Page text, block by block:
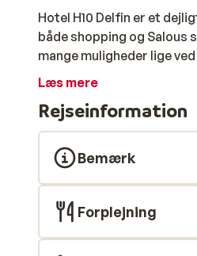
Hotel H10 Delfin er et
både shopping og Salous
mange muligheder lige
den palmefyldte
blive på hotellet, er her to
tagterrasse med udsigt
frokost og aftensmad
anbefaler Hotel H10
ferien går til Spanien.
Læs mere
Rejseinformation
Bemærk
Forplejning